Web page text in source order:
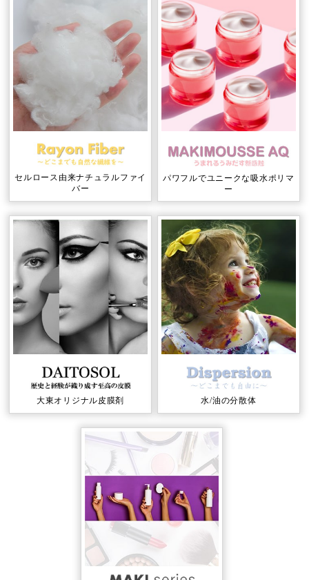
セルロース由来ナチュラルファイ
バー
パワフルでユニークな吸⽔ポリマ
ー
⼤東オリジナル⽪膜剤 ⽔/油の分散体